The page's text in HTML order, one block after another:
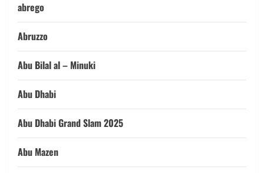
abrego
Abruzzo
Abu Bilal al – Minuki
Abu Dhabi
Abu Dhabi Grand Slam 2025
Abu Mazen